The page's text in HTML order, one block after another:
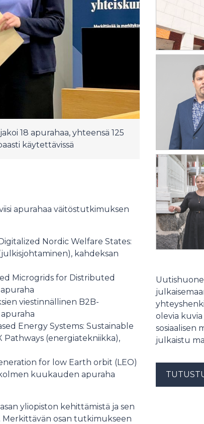
18 apurahaa, yhteensä 125
käytettävissä
apurahaa väitöstutkimuksen
Nordic Welfare States:
kahdeksan
Microgrids for Distributed
viestinnällinen B2B-
Energy Systems: Sustainable
(energiatekniikka),
for low Earth orbit (LEO)
kuukauden apuraha
yliopiston kehittämistä ja sen
Merkittävän osan tutkimukseen
olevia
sosiaalisen
julkaistu